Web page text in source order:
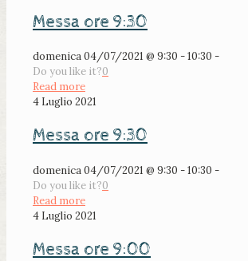
Messa ore 9:30
domenica 04/07/2021 @ 9:30 - 10:30 -
Do you like it?0
Read more
4 Luglio 2021
Messa ore 9:30
domenica 04/07/2021 @ 9:30 - 10:30 -
Do you like it?0
Read more
4 Luglio 2021
Messa ore 9:00